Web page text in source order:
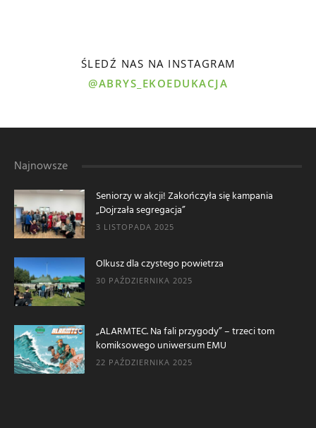
ŚLEDŹ NAS NA INSTAGRAM
@ABRYS_EKOEDUKACJA
Najnowsze
Seniorzy w akcji! Zakończyła się kampania
„Dojrzała segregacja”
3 LISTOPADA 2025
Olkusz dla czystego powietrza
30 PAŹDZIERNIKA 2025
„ALARMTEC. Na fali przygody” – trzeci tom
komiksowego uniwersum EMU
22 PAŹDZIERNIKA 2025